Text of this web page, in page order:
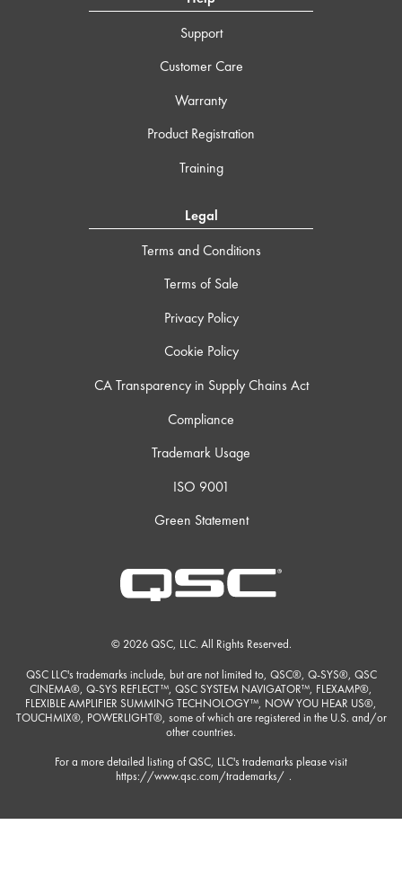
Support
Customer Care
Warranty
Product Registration
Training
Legal
Terms and Conditions
Terms of Sale
Privacy Policy
Cookie Policy
CA Transparency in Supply Chains Act
Compliance
Trademark Usage
ISO 9001
Green Statement
© 2026 QSC, LLC. All Rights Reserved.
QSC LLC's trademarks include, but are not limited to, QSC®, Q-SYS®, QSC
CINEMA®, Q-SYS REFLECT™, QSC SYSTEM NAVIGATOR™, FLEXAMP®,
FLEXIBLE AMPLIFIER SUMMING TECHNOLOGY™, NOW YOU HEAR US®,
TOUCHMIX®, POWERLIGHT®, some of which are registered in the U.S. and/or
other countries.
For a more detailed listing of QSC, LLC's trademarks please visit
https://www.qsc.com/trademarks/ .